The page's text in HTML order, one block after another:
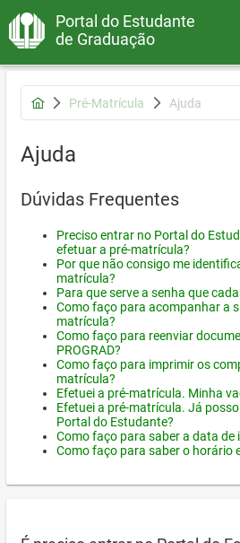
Portal do Estudante
de Graduação
Pré-Matrícula Ajuda
Ajuda
Dúvidas Frequentes
Preciso entrar no Portal do
efetuar a pré-matrícula?
Por que não consigo me
matrícula?
Para que serve a senha que
Como faço para acompanhar a
matrícula?
Como faço para reenviar
PROGRAD?
Como faço para imprimir os
matrícula?
Efetuei a pré-matrícula. Minha
Efetuei a pré-matrícula. Já
Portal do Estudante?
Como faço para saber a data de
Como faço para saber o horário